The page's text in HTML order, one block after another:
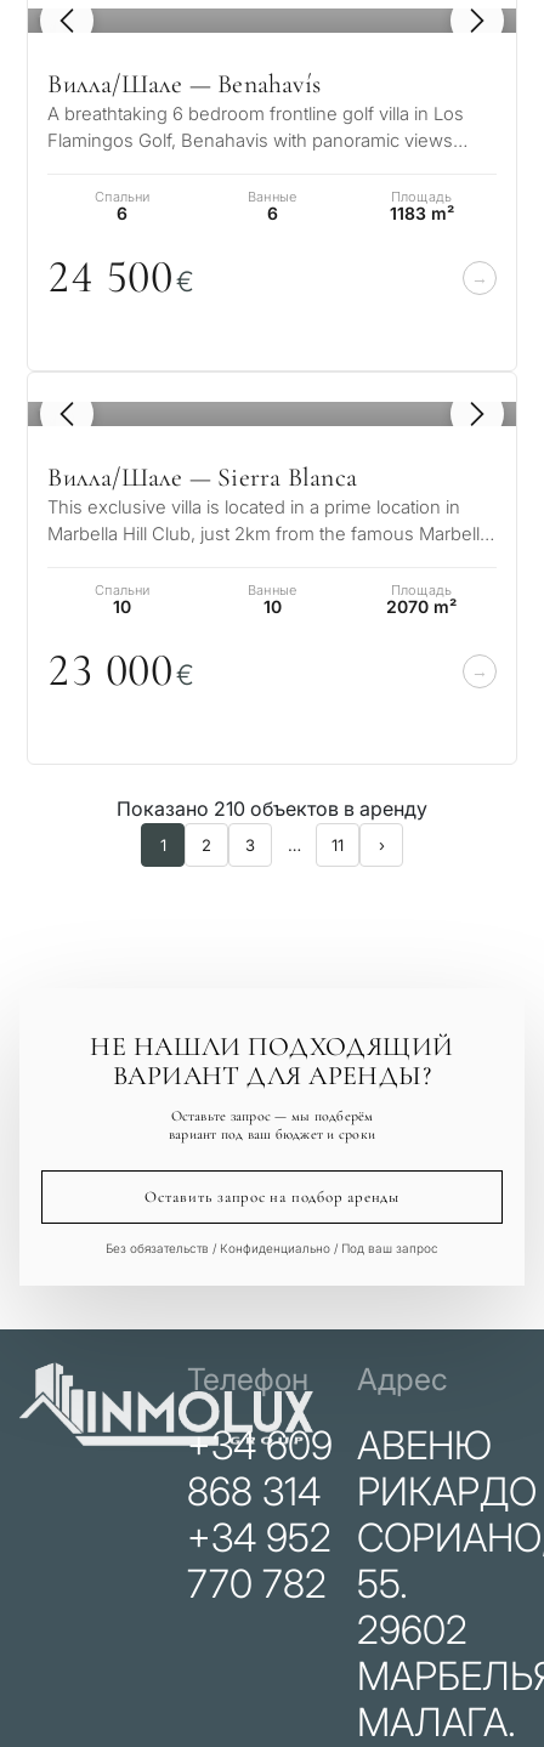
1 / 8
Вилла/Шале — Benahavís
A breathtaking 6 bedroom frontline golf villa in Los
Flamingos Golf, Benahavis with panoramic views
Спальни
6
Ванные
6
Площадь
1183 m²
24 500€
1 / 8
Вилла/Шале — Sierra Blanca
This exclusive villa is located in a prime location in
Marbella Hill Club, just 2km from the famous Marbella
Спальни
10
Ванные
10
Площадь
2070 m²
23 000€
Показано 210 объектов в аренду
1 2 3 … 11 ›
НЕ НАШЛИ ПОДХОДЯЩИЙ
ВАРИАНТ ДЛЯ АРЕНДЫ?
Оставьте запрос — мы подберём
вариант под ваш бюджет и сроки
Оставить запрос на подбор аренды
Без обязательств / Конфиденциально / Под ваш запрос
Телефон
+34 609
868 314
+34 952
770 782
Адрес
АВЕНЮ
РИКАРДО
55.
29602
МАЛАГА.